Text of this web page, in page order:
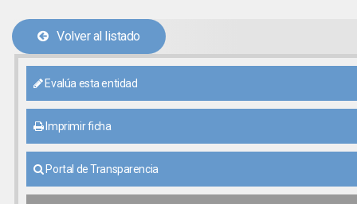
Volver al listado
Evalúa esta entidad
Imprimir ficha
Portal de Transparencia